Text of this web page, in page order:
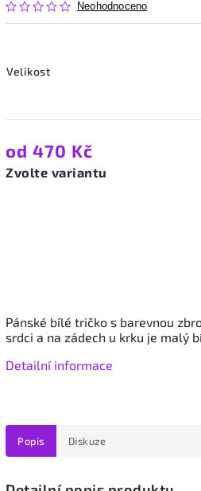
Neohodnoceno
Velikost
od 470 Kč
Zvolte variantu
Pánské bílé tričko s barevnou
srdci a na zádech u krku je malý
Detailní informace
Popis Diskuze